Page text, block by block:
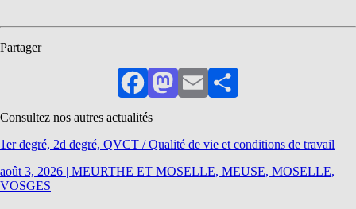
Partager
FacebookMastodon
EmailPartager
Consultez nos autres actualités
1er degré, 2d degré, QVCT / Qualité de vie et conditions de travail
août 3, 2026 | MEURTHE ET MOSELLE, MEUSE, MOSELLE,
VOSGES